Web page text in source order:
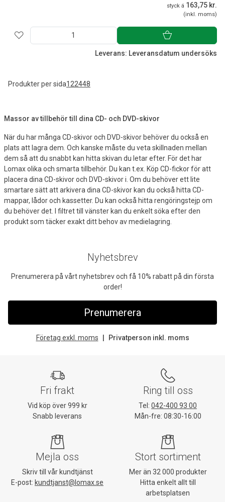
styck á 163,75 kr.
(inkl. moms)
Leverans: Leveransdatum undersöks
Produkter per sida122448
Massor av tillbehör till dina CD- och DVD-skivor
När du har många CD-skivor och DVD-skivor behöver du också en
plats att lagra dem. Och kanske måste du veta skillnaden mellan
dem så att du snabbt kan hitta skivan du letar efter. För det har
Lomax olika och smarta tillbehör. Du kan t.ex. Köp CD-fickor för att
placera dina CD-skivor och DVD-skivor i. Om du behöver ett lite
smartare sätt att arkivera dina CD-skivor kan du också hitta CD-
mappar, lådor och kassetter. Du kan också hitta rengöringstejp om
du behöver det. I filtret till vänster kan du enkelt söka efter den
produkt som täcker exakt ditt behov av medielagring.
Nyhetsbrev
Prenumerera på vårt nyhetsbrev och få 10% rabatt på din första
order!
Prenumerera
Företag exkl. moms Privatperson inkl. moms
Fri frakt
Vid köp över 999 kr
Snabb leverans
Ring till oss
Tel: 042-400 93 00
Mån-fre: 08:30-16:00
Mejla oss
Skriv till vår kundtjänst
E-post: kundtjanst@lomax.se
Stort sortiment
Mer än 32 000 produkter
Hitta enkelt allt till
arbetsplatsen